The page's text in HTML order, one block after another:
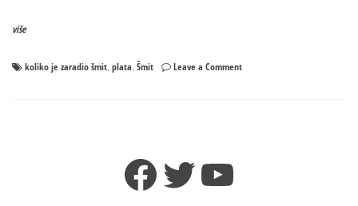
više
koliko je zaradio šmit, plata, Šmit Leave a Commenton
Facebook
TwitterYouTube